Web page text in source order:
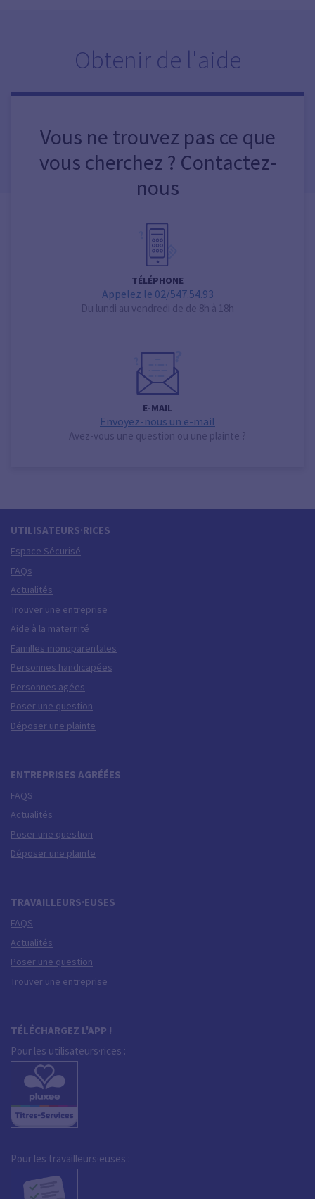
Obtenir de l'aide
Vous ne trouvez pas ce que
vous cherchez ? Contactez-
nous
TÉLÉPHONE
Appelez le 02/547.54.93
Du lundi au vendredi de de 8h à 18h
E-MAIL
Envoyez-nous un e-mail
Avez-vous une question ou une plainte ?
UTILISATEURS·RICES
Espace Sécurisé
FAQs
Actualités
Trouver une entreprise
Aide à la maternité
Familles monoparentales
Personnes handicapées
Personnes agées
Poser une question
Déposer une plainte
ENTREPRISES AGRÉÉES
FAQS
Actualités
Poser une question
Déposer une plainte
TRAVAILLEURS·EUSES
FAQS
Actualités
Poser une question
Trouver une entreprise
TÉLÉCHARGEZ L'APP !
Pour les utilisateurs·rices :
Pour les travailleurs·euses :